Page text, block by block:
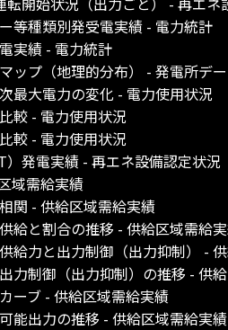
等種類別発受電実績 - 電力統計
実績 - 電力統計
ップ（地理的分布） - 発電所デ
最大電力の変化 - 電力使用状況
較 - 電力使用状況
較 - 電力使用状況
発電実績 - 再エネ設備認定状況
域需給実績
関 - 供給区域需給実績
給と割合の推移 - 供給区域需給
給力と出力制御（出力抑制） -
力制御（出力抑制）の推移 - 供
ーブ - 供給区域需給実績
能出力の推移 - 供給区域需給実績